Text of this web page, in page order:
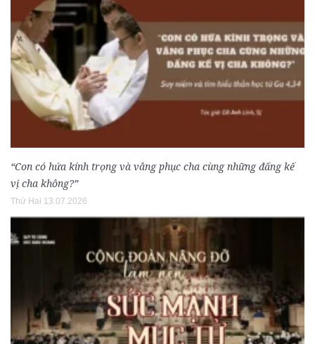
“Con có hứa kính trọng và vâng phục cha cùng những đấng kế
vị cha không?”
Thứ Hai 13.07.2026